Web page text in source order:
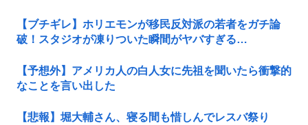
【ブチギレ】ホリエモンが移民反対派の若者をガチ論
破！スタジオが凍りついた瞬間がヤバすぎる…
【予想外】アメリカ人の白人女に先祖を聞いたら衝撃的
なことを言い出した
【悲報】堀大輔さん、寝る間も惜しんでレスバ祭り